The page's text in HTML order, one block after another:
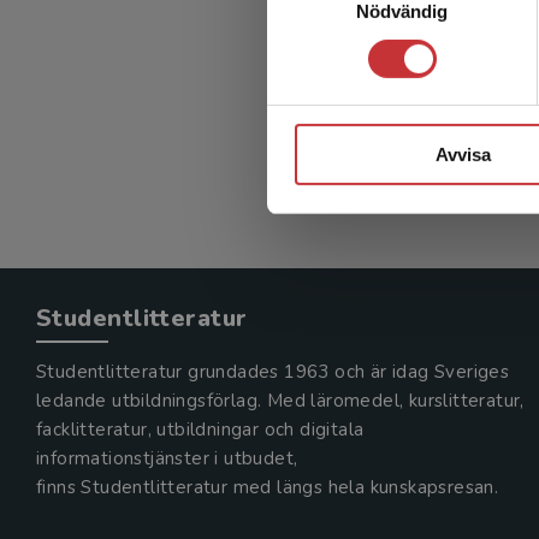
Nödvändig
Avvisa
271 kr
Exkl.
Studentlitteratur
Studentlitteratur grundades 1963 och är idag Sveriges
ledande utbildningsförlag. Med läromedel, kurslitteratur,
facklitteratur, utbildningar och digitala
informationstjänster i utbudet,
finns Studentlitteratur med längs hela kunskapsresan.